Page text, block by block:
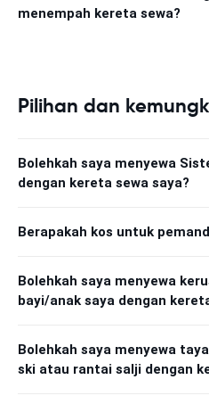
menempah kereta sewa?
Pilihan dan
Bolehkah saya menyewa
dengan kereta sewa saya?
Berapakah kos untuk
Bolehkah saya menyewa
bayi/anak saya dengan
Bolehkah saya menyewa
ski atau rantai salji dengan